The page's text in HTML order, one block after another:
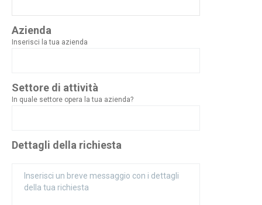
Azienda
Inserisci la tua azienda
Settore di attività
In quale settore opera la tua azienda?
Dettagli della richiesta